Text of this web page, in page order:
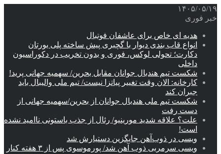
۱۴۰۵/۰۵/۱۹
خبر فوری
هدیه ای خاص برای عاشفان فوتبال
انواع قاب بندی دیوار با گچبری پیش ساخته پلی یورتان
دکارت؛ تحولی لوکس، فوری و بدون تخریب در دکوراسیون
داخلی
شکست تیم هندبال جوانان مقابل بحرین/ سهمیه جهانی پرید!
کارخانه: الان وقت تغییر پیاتزا نیست/ تیم ملی والیبال باید
جبران کند
شکست تیم ملی هندبال جوانان از بحرین/سهمیه جهانی از
دست رفت
علت؟ علاقه شدید مورینیو/ رئال از جذب باستونی ناامید نشده
است!
ویسی در ذوب‌آهن جایگزین دستیارش شد
ویسی سرمربی ذوب آهن شد/ پورموسوی پس از ۳ هفته کنار